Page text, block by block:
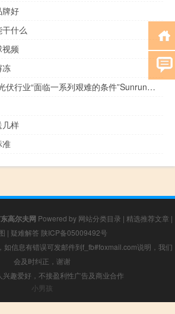
牌好
什么
频
冻
Sunrun的CEO认为光伏行业“面临一系列艰难的条件”Sunrun（RUN）美股盘后重新跌超4%
几样
准
高尔夫网 Powered by 网站分类目录 | 精选推荐文章 |
| 疑难解答 陕ICP备05009492号
如信息有错误可发邮件到f_fb#foxmail.com说明，我们
会及时纠正，谢谢
兴趣爱好，不接盈利性广告及商业合作
小男孩